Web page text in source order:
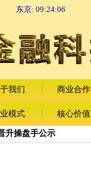
东京: 09:24:06
我们 商业合作
模式 核心价值
升操盘手公示